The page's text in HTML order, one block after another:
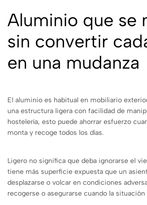
Aluminio que se
sin convertir
en una mudanza
El aluminio es habitual en mobiliario
una estructura ligera con facilidad de
hostelería, esto puede ahorrar esfuerzo
monta y recoge todos los días.
Ligero no significa que deba ignorarse el
tiene más superficie expuesta que un
desplazarse o volcar en condiciones
recogerse o asegurarse cuando la situación